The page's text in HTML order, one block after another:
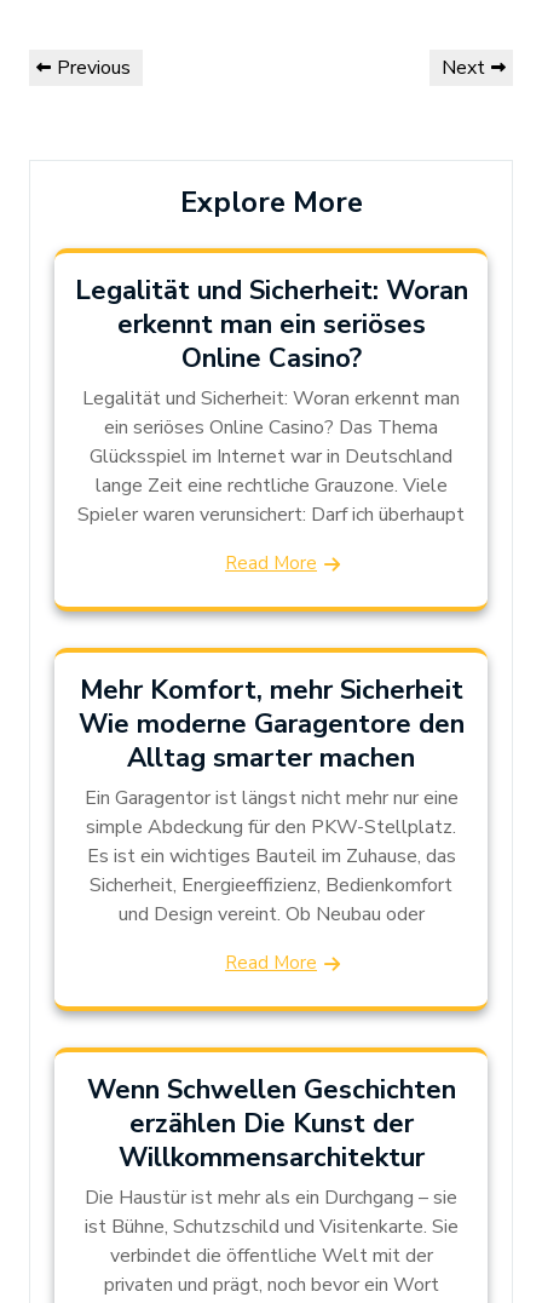
Post
navigation
Previous
Previous
Next
Next
Explore More
Legalität und Sicherheit: Woran
erkennt man ein seriöses
Online Casino?
Legalität und Sicherheit: Woran erkennt man
ein seriöses Online Casino? Das Thema
Glücksspiel im Internet war in Deutschland
lange Zeit eine rechtliche Grauzone. Viele
Spieler waren verunsichert: Darf ich überhaupt
Read More
Mehr Komfort, mehr Sicherheit
Wie moderne Garagentore den
Alltag smarter machen
Ein Garagentor ist längst nicht mehr nur eine
simple Abdeckung für den PKW-Stellplatz.
Es ist ein wichtiges Bauteil im Zuhause, das
Sicherheit, Energieeffizienz, Bedienkomfort
und Design vereint. Ob Neubau oder
Read More
Wenn Schwellen Geschichten
erzählen Die Kunst der
Willkommensarchitektur
Die Haustür ist mehr als ein Durchgang – sie
ist Bühne, Schutzschild und Visitenkarte. Sie
verbindet die öffentliche Welt mit der
privaten und prägt, noch bevor ein Wort